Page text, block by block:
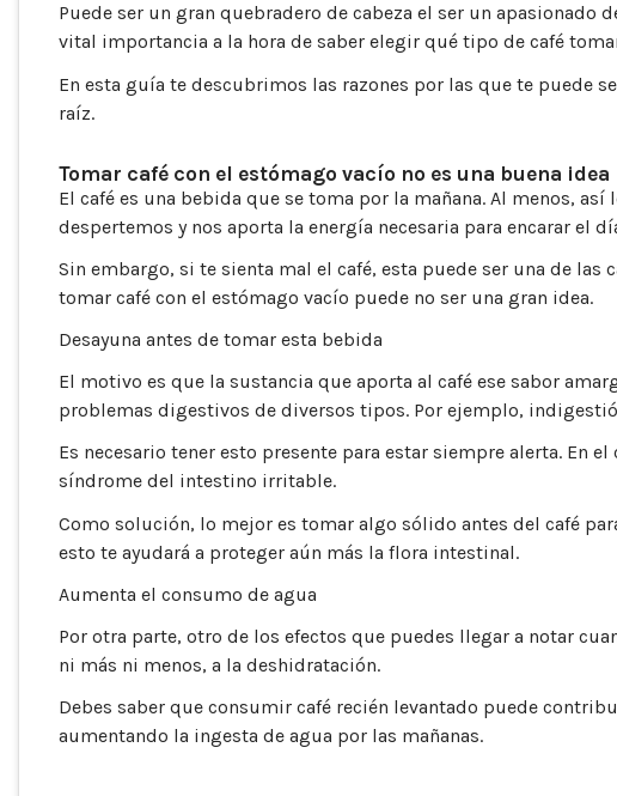
Puede ser un gran quebradero de cabeza el ser un apasionado
vital importancia a la hora de saber elegir qué tipo de café
En esta guía te descubrimos las razones por las que te puede
raíz.
Tomar café con el estómago vacío no es una buena idea
El café es una bebida que se toma por la mañana. Al menos,
despertemos y nos aporta la energía necesaria para encarar el
Sin embargo, si te sienta mal el café, esta puede ser una de las
tomar café con el estómago vacío puede no ser una gran idea.
Desayuna antes de tomar esta bebida
El motivo es que la sustancia que aporta al café ese sabor
problemas digestivos de diversos tipos. Por ejemplo,
Es necesario tener esto presente para estar siempre alerta. En
síndrome del intestino irritable.
Como solución, lo mejor es tomar algo sólido antes del café
esto te ayudará a proteger aún más la flora intestinal.
Aumenta el consumo de agua
Por otra parte, otro de los efectos que puedes llegar a notar
ni más ni menos, a la deshidratación.
Debes saber que consumir café recién levantado puede
aumentando la ingesta de agua por las mañanas.